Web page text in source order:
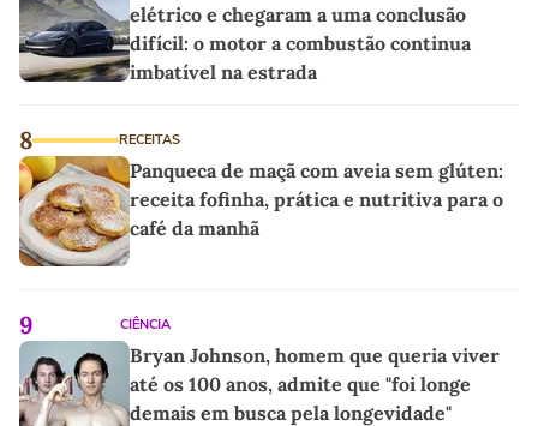
elétrico e chegaram a uma conclusão
difícil: o motor a combustão continua
imbatível na estrada
8 RECEITAS
Panqueca de maçã com aveia sem glúten:
receita fofinha, prática e nutritiva para o
café da manhã
9 CIÊNCIA
Bryan Johnson, homem que queria viver
até os 100 anos, admite que "foi longe
demais em busca pela longevidade"